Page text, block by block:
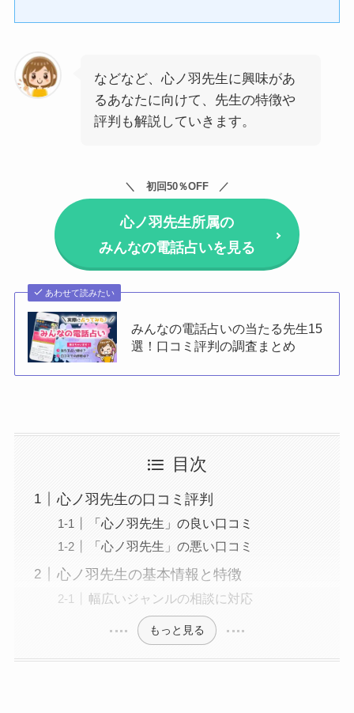
などなど、心ノ羽先生に興味があ
るあなたに向けて、先生の特徴や
評判も解説していきます。
初回50％OFF
心ノ羽先生所属の
みんなの電話占いを見る
あわせて読みたい
みんなの電話占いの当たる先生15
選！口コミ評判の調査まとめ
目次
心ノ羽先生の口コミ評判
「心ノ羽先生」の良い口コミ
「心ノ羽先生」の悪い口コミ
心ノ羽先生の基本情報と特徴
幅広いジャンルの相談に対応
もっと見る